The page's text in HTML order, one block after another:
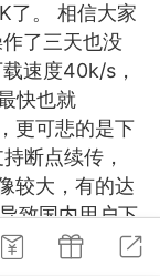
了。 相信大家
了三天也没
速度40k/s，
快也就
更可悲的是下
断点续传，
较大，有的达
致国内用户下